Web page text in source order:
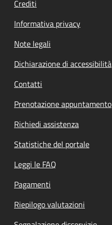
Crediti
Informativa privacy
Note legali
Dichiarazione di accessibilità
Contatti
Prenotazione appuntamento
Richiedi assistenza
Statistiche del portale
Leggi le FAQ
Pagamenti
Riepilogo valutazioni